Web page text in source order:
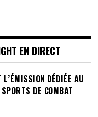
EN DIRECT
DÉDIÉE AU
DE COMBAT